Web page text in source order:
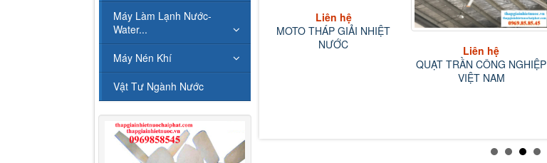
Liên hệ
LONGZI 10...
Liên hệ
MOTO THÁP GIẢI NHIỆT
NƯỚC
Liên hệ
QUẠT TRẦN CÔNG NGHIỆP
VIỆT NAM
Máy Làm Lạnh Nước-
Water...
Máy Nén Khí
Vật Tư Ngành Nước